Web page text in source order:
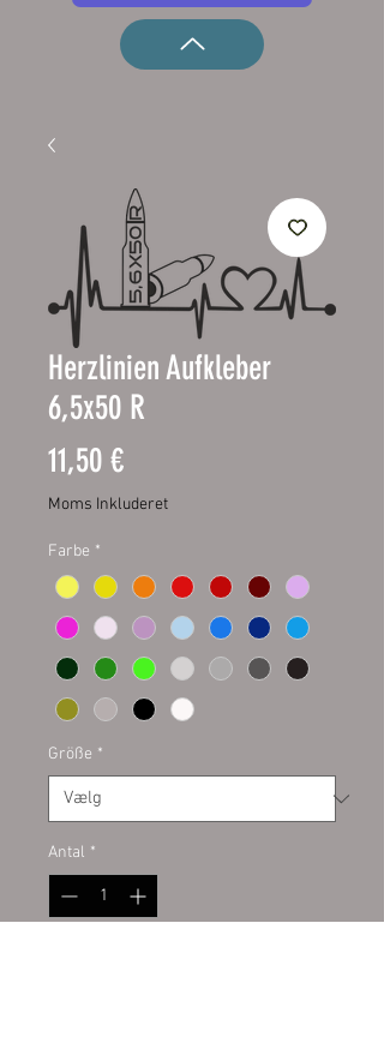
Herzlinien Aufkleber
6,5x50 R
11,50 €Pris
Moms Inkluderet
Farbe *
Größe *
Antal *